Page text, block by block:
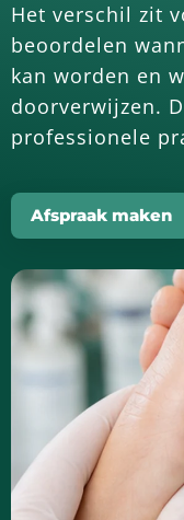
Het verschil zit
beoordelen
kan worden en
doorverwijzen.
professionele
Afspraak maken